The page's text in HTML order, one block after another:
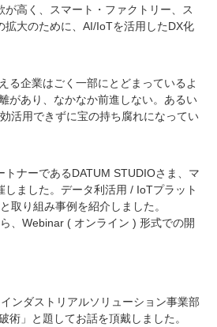
高く、スマート・ファクトリー、ス
大のために、AI/IoTを活用したDX化
る企業はごく一部にとどまっているよ
があり、なかなか前進しない。あるい
活用できずに宝の持ち腐れになってい
ナーであるDATUM STUDIOさま、マ
ました。データ利活用 / IoTプラット
取り組み事例を紹介しました。
、Webinar ( オンライン ) 形式での開
ンダストリアルソリューション事業部
」と題してお話を頂戴しました。